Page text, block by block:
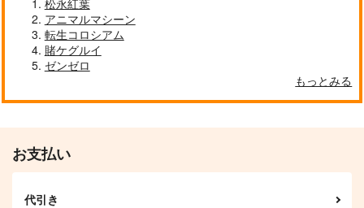
松永紅葉
アニマルマシーン
転生コロシアム
賭ケグルイ
ゼンゼロ
もっとみる
お支払い
代引き